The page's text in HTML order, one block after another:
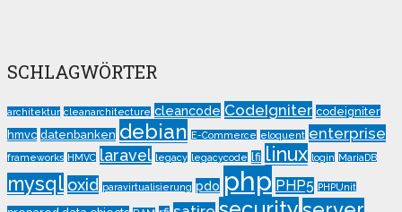
SCHLAGWÖRTER
architektur cleanarchitecture cleancode CodeIgniter codeigniter
hmvc datenbanken debian E-Commerce eloquent enterprise
frameworks HMVC laravel legacy legacycode lfi linux login MariaDB
mysql oxid paravirtualisierung pdo php PHP5 PHPUnit